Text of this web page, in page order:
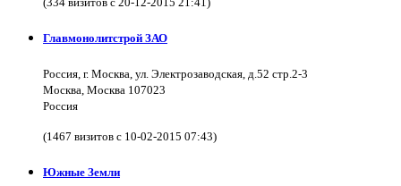
Главмонолитстрой ЗАО
Россия, г. Москва, ул. Электрозаводская, д.52 стр.2-3
Москва, Москва 107023
Россия
(1467 визитов с 10-02-2015 07:43)
Южные Земли